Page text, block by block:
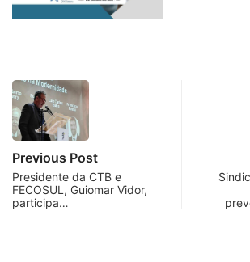
Previous Post
Presidente da CTB e
FECOSUL, Guiomar Vidor,
participa…